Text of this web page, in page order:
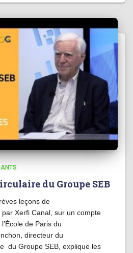
du Groupe SEB
leçons de
Xerfi Canal, sur un compte
de Paris du
directeur du
du Groupe SEB, explique les